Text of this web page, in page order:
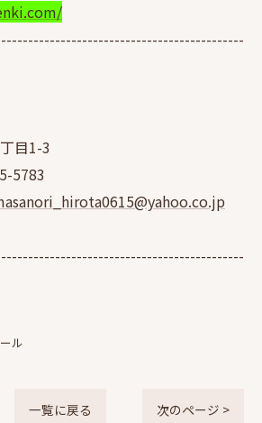
目1-3
5783
ル
一覧に戻る 次のページ >